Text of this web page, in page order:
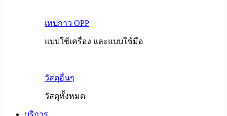
เทปกาว OPP
แบบใช้เครื่อง และแบบใช้มือ
วัสดุอื่นๆ
วัสดุทั้งหมด
บริการ